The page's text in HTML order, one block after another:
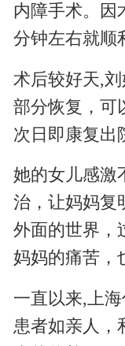
内障手术。因
分钟左右就顺
术后较好天,
部分恢复，可
次日即康复出
她的女儿感激
治，让妈妈复
外面的世界，
妈妈的痛苦，
一直以来,上
患者如亲人，